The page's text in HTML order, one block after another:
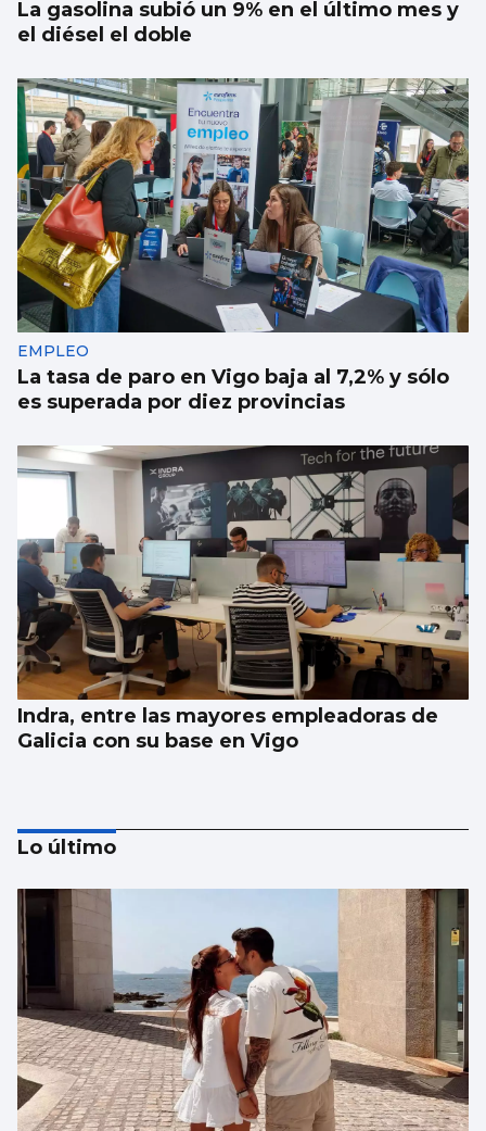
La gasolina subió un 9% en el último mes y
el diésel el doble
EMPLEO
La tasa de paro en Vigo baja al 7,2% y sólo
es superada por diez provincias
Indra, entre las mayores empleadoras de
Galicia con su base en Vigo
La compraventa de viviendas vive su mejor
junio en 19 años
Lo último